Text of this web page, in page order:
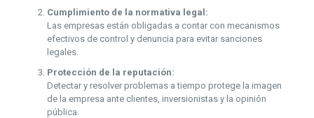
Cumplimiento de la normativa legal:
Las empresas están obligadas a contar con mecanismos
efectivos de control y denuncia para evitar sanciones
legales.
Protección de la reputación:
Detectar y resolver problemas a tiempo protege la imagen
de la empresa ante clientes, inversionistas y la opinión
pública.